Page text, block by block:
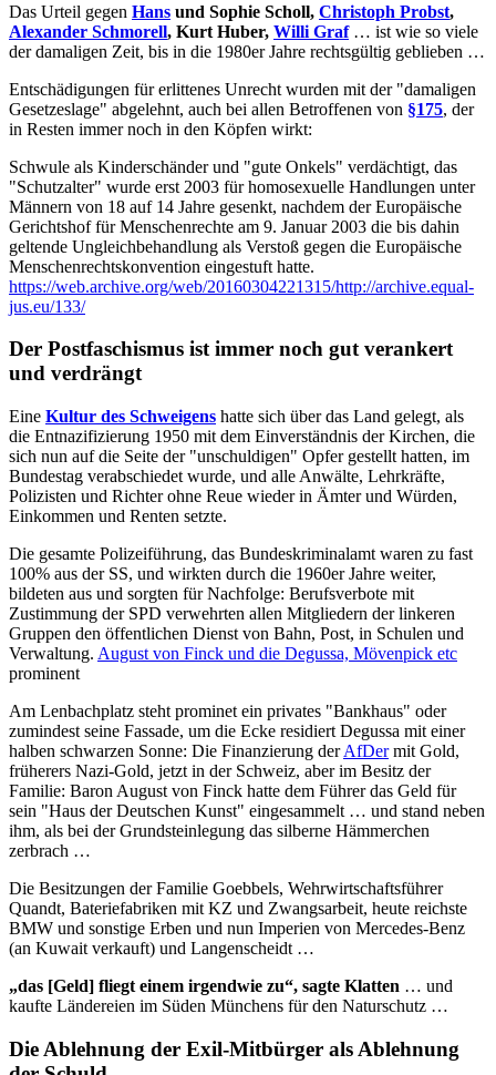
Das Urteil gegen Hans und Sophie Scholl, Christoph Probst,
Alexander Schmorell, Kurt Huber, Willi Graf… ist wie so viele
der damaligen Zeit, bis in die 1980er Jahre rechtsgültig geblieben …
Entschädigungen für erlittenes Unrecht wurden mit der "damaligen
Gesetzeslage" abgelehnt, auch bei allen Betroffenen von §175, der
in Resten immer noch in den Köpfen wirkt:
Schwule als Kinderschänder und "gute Onkels" verdächtigt, das
"Schutzalter" wurde erst 2003 für homosexuelle Handlungen unter
Männern von 18 auf 14 Jahre gesenkt, nachdem der Europäische
Gerichtshof für Menschenrechte am 9. Januar 2003 die bis dahin
geltende Ungleichbehandlung als Verstoß gegen die Europäische
Menschenrechtskonvention eingestuft hatte.
https://web.archive.org/web/20160304221315/http://archive.equal-
jus.eu/133/
Der Postfaschismus ist immer noch gut verankert
und verdrängt
Eine Kultur des Schweigens hatte sich über das Land gelegt, als
die Entnazifizierung 1950 mit dem Einverständnis der Kirchen, die
sich nun auf die Seite der "unschuldigen" Opfer gestellt hatten, im
Bundestag verabschiedet wurde, und alle Anwälte, Lehrkräfte,
Polizisten und Richter ohne Reue wieder in Ämter und Würden,
Einkommen und Renten setzte.
Die gesamte Polizeiführung, das Bundeskriminalamt waren zu fast
100% aus der SS, und wirkten durch die 1960er Jahre weiter,
bildeten aus und sorgten für Nachfolge: Berufsverbote mit
Zustimmung der SPD verwehrten allen Mitgliedern der linkeren
Gruppen den öffentlichen Dienst von Bahn, Post, in Schulen und
Verwaltung. August von Finck und die Degussa, Mövenpick etc
prominent
Am Lenbachplatz steht prominet ein privates "Bankhaus" oder
zumindest seine Fassade, um die Ecke residiert Degussa mit einer
halben schwarzen Sonne: Die Finanzierung derAfDermit Gold,
früherers Nazi-Gold, jetzt in der Schweiz, aber im Besitz der
Familie: Baron August von Finck hatte dem Führer das Geld für
sein "Haus der Deutschen Kunst" eingesammelt … und stand neben
ihm, als bei der Grundsteinlegung das silberne Hämmerchen
zerbrach …
Die Besitzungen der Familie Goebbels, Wehrwirtschaftsführer
Quandt, Bateriefabriken mit KZ und Zwangsarbeit, heute reichste
BMW und sonstige Erben und nun Imperien von Mercedes-Benz
(an Kuwait verkauft) und Langenscheidt …
„das [Geld] fliegt einem irgendwie zu“, sagte Klatten … und
kaufte Ländereien im Süden Münchens für den Naturschutz …
Die Ablehnung der Exil-Mitbürger als Ablehnung